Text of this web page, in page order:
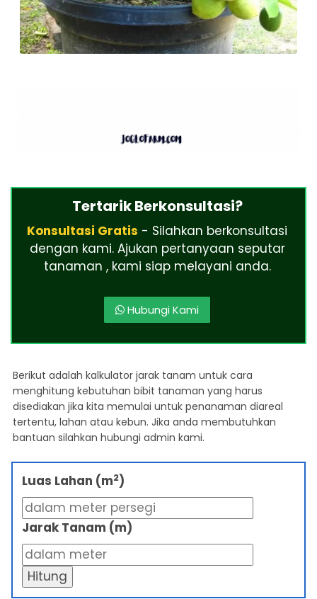
Tertarik Berkonsultasi?
Konsultasi Gratis - Silahkan berkonsultasi
dengan kami. Ajukan pertanyaan seputar
tanaman , kami siap melayani anda.
Hubungi Kami
Berikut adalah kalkulator jarak tanam untuk cara
menghitung kebutuhan bibit tanaman yang harus
disediakan jika kita memulai untuk penanaman diareal
tertentu, lahan atau kebun. Jika anda membutuhkan
bantuan silahkan hubungi admin kami.
Luas Lahan (m2)
Jarak Tanam (m)
Hitung